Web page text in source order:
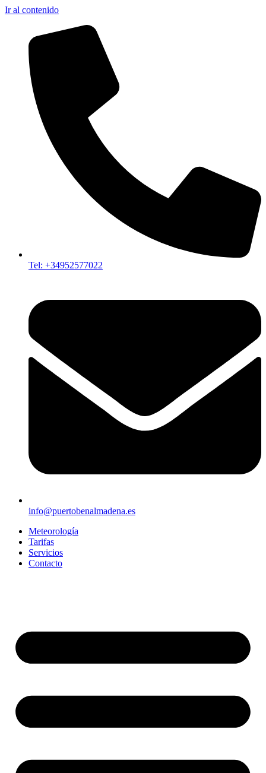
Ir al contenido
Tel: +34952577022
info@puertobenalmadena.es
Meteorología
Tarifas
Servicios
Contacto